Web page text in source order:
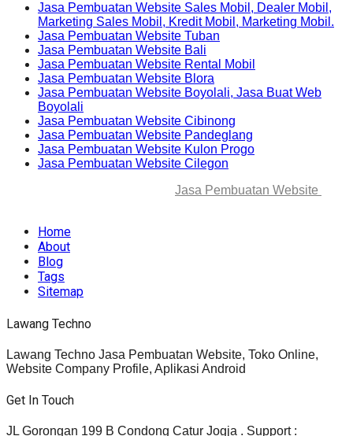
Jasa Pembuatan Website Sales Mobil, Dealer Mobil,
Marketing Sales Mobil, Kredit Mobil, Marketing Mobil.
Jasa Pembuatan Website Tuban
Jasa Pembuatan Website Bali
Jasa Pembuatan Website Rental Mobil
Jasa Pembuatan Website Blora
Jasa Pembuatan Website Boyolali, Jasa Buat Web
Boyolali
Jasa Pembuatan Website Cibinong
Jasa Pembuatan Website Pandeglang
Jasa Pembuatan Website Kulon Progo
Jasa Pembuatan Website Cilegon
Jasa Pembuatan Website
Home
About
Blog
Tags
Sitemap
Lawang Techno
Lawang Techno Jasa Pembuatan Website, Toko Online,
Website Company Profile, Aplikasi Android
Get In Touch
JL Gorongan 199 B Condong Catur Jogja . Support :